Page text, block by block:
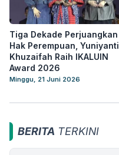
Tiga Dekade Perjuangkan
Hak Perempuan, Yuniyanti
Khuzaifah Raih IKALUIN
Award 2026
Minggu, 21 Juni 2026
BERITA TERKINI